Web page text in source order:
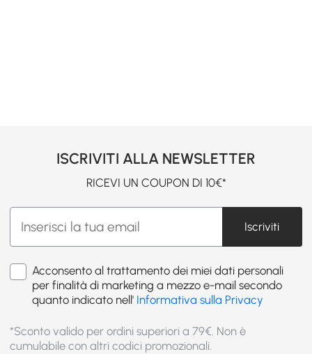
ISCRIVITI ALLA NEWSLETTER
RICEVI UN COUPON DI 10€*
Iscriviti
Acconsento al trattamento dei miei dati personali
per finalità di marketing a mezzo e-mail secondo
quanto indicato nell' Informativa sulla Privacy
*Sconto valido per ordini superiori a 79€. Non è
cumulabile con altri codici promozionali.